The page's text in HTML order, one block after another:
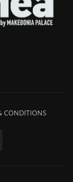
CONDITIONS